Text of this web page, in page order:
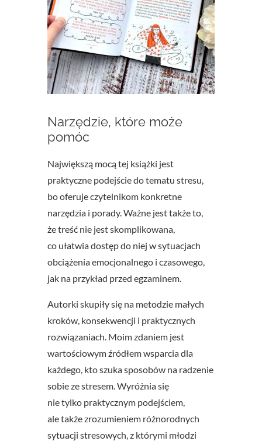
Narzędzie, które może
pomóc
Największą mocą tej książki jest
praktyczne podejście do tematu stresu,
bo oferuje czytelnikom konkretne
narzędzia i porady. Ważne jest także to,
że treść nie jest skomplikowana,
co ułatwia dostęp do niej w sytuacjach
obciążenia emocjonalnego i czasowego,
jak na przykład przed egzaminem.
Autorki skupiły się na metodzie małych
kroków, konsekwencji i praktycznych
rozwiązaniach. Moim zdaniem jest
wartościowym źródłem wsparcia dla
każdego, kto szuka sposobów na radzenie
sobie ze stresem. Wyróżnia się
nie tylko praktycznym podejściem,
ale także zrozumieniem różnorodnych
sytuacji stresowych, z którymi młodzi